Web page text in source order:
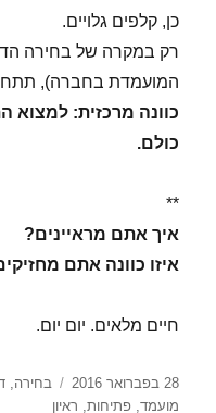
כן, קלפים גלויים.
רק במקרה של בחירה
המועמדת בחברה),
כוונה מרכזית:
כולם.
**
איך אתם מראיינים?
איזו כוונה אתם
חיים מלאים. יום יום.
פורסם
בתאריך
28 בפברואר 2016 תגיות
בחירה,
מועמד,פתיחות, ראיון